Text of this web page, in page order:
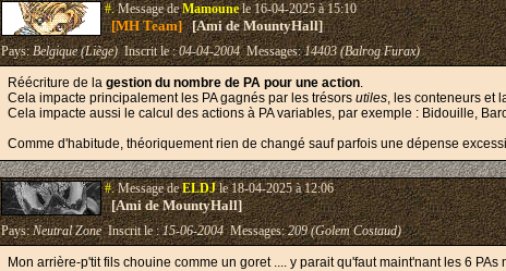
#.Message deMamounele 16-04-2025 à 15:10
[MH Team][Ami de MountyHall]
Pays:Belgique (Liège)Inscrit le :04-04-2004Messages:14403 (Balrog Furax)
Réécriture de la gestion du nombre de PA pour une action.
Cela impacte principalement les PA gagnés par les trésors utiles, les conteneurs et
Cela impacte aussi le calcul des actions à PA variables, par exemple : Bidouille,
Comme d'habitude, théoriquement rien de changé sauf parfois une dépense
#.Message deELDJle 18-04-2025 à 12:06
[Ami de MountyHall]
Pays:Neutral ZoneInscrit le :15-06-2004Messages:209 (Golem Costaud)
Mon arrière-p'tit fils chouine comme un goret .... y parait qu'faut maint'nant les 6